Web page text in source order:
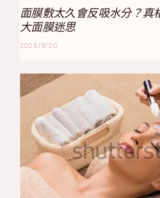
面膜敷太久會反吸水分？真
大面膜迷思
2025/9/20